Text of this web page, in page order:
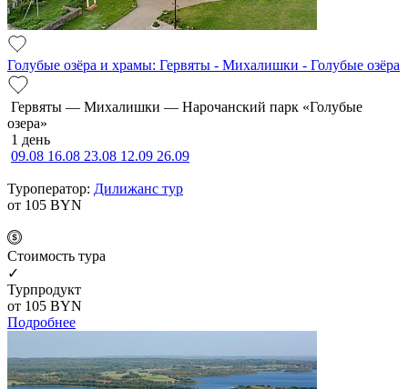
Голубые озёра и храмы: Гервяты - Михалишки - Голубые озёра
Гервяты — Михалишки — Нарочанский парк «Голубые
озера»
1 день
09.08 16.08 23.08 12.09 26.09
Туроператор: Дилижанс тур
от 105 BYN
Cтоимость тура
✓
Турпродукт
от 105 BYN
Подробнее